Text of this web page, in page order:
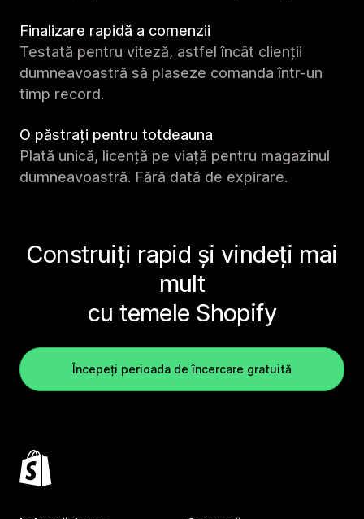
Finalizare rapidă a comenzii
Testată pentru viteză, astfel încât clienții
dumneavoastră să plaseze comanda într-un
timp record.
O păstrați pentru totdeauna
Plată unică, licență pe viață pentru magazinul
dumneavoastră. Fără dată de expirare.
Construiți rapid și vindeți mai
mult
cu temele Shopify
Începeți perioada de încercare gratuită